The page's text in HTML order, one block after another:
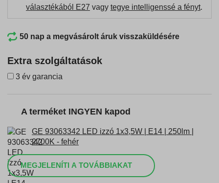
választékából E27 vagy tegye intelligenssé a fényt.
50 nap a megvásárolt áruk visszaküldésére
Extra szolgáltatások
3 év garancia
A terméket INGYEN kapod
GE 93063342 LED izzó 1x3,5W | E14 | 250lm |
2700K - fehér
MEGJELENÍTI A TOVÁBBIAKAT